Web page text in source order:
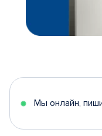
Мы онлайн,